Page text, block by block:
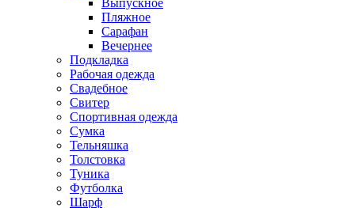
Пляжное
Сарафан
Вечернее
Подкладка
Рабочая одежда
Свадебное
Свитер
Спортивная одежда
Сумка
Тельняшка
Толстовка
Туника
Футболка
Шарф